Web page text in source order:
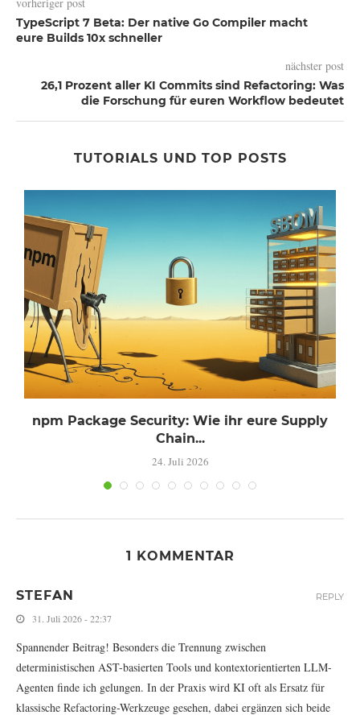
vorheriger post
TypeScript 7 Beta: Der native Go Compiler macht
eure Builds 10x schneller
nächster post
26,1 Prozent aller KI Commits sind Refactoring: Was
die Forschung für euren Workflow bedeutet
TUTORIALS UND TOP POSTS
npm Package Security: Wie ihr eure Supply
Chain...
24. Juli 2026
1 KOMMENTAR
STEFAN
31. Juli 2026 - 22:37
Spannender Beitrag! Besonders die Trennung zwischen
deterministischen AST-basierten Tools und kontextorientierten LLM-
Agenten finde ich gelungen. In der Praxis wird KI oft als Ersatz für
klassische Refactoring-Werkzeuge gesehen, dabei ergänzen sich beide
REPLY